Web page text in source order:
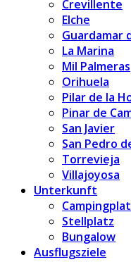
Crevillente
Elche
Guardamar
La Marina
Mil Palmeras
Orihuela
Pilar de la
Pinar de
San Javier
San Pedro
Torrevieja
Villajoyosa
Unterkunft
Stellplatz
Bungalow
Ausflugsziele